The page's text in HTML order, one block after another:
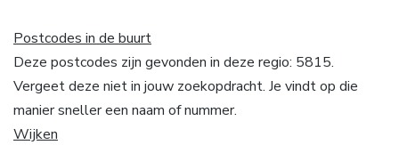
Postcodes in de buurt
Deze postcodes zijn gevonden in deze regio: 5815.
Vergeet deze niet in jouw zoekopdracht. Je vindt op die
manier sneller een naam of nummer.
Wijken